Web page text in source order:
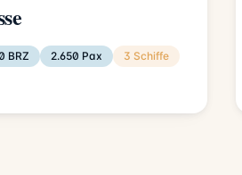
BRZ 2.650 Pax 3 Schiffe